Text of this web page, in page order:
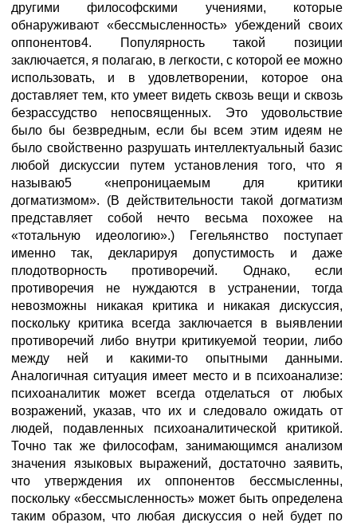
другими философскими учениями, которые
обнаруживают «бессмысленность» убеждений своих
оппонентов4. Популярность такой позиции
заключается, я полагаю, в легкости, с которой ее можно
использовать, и в удовлетворении, которое она
доставляет тем, кто умеет видеть сквозь вещи и сквозь
безрассудство непосвященных. Это удовольствие
было бы безвредным, если бы всем этим идеям не
было свойственно разрушать интеллектуальный базис
любой дискуссии путем установления того, что я
называю5 «непроницаемым для критики
догматизмом». (В действительности такой догматизм
представляет собой нечто весьма похожее на
«тотальную идеологию».) Гегельянство поступает
именно так, декларируя допустимость и даже
плодотворность противоречий. Однако, если
противоречия не нуждаются в устранении, тогда
невозможны никакая критика и никакая дискуссия,
поскольку критика всегда заключается в выявлении
противоречий либо внутри критикуемой теории, либо
между ней и какими-то опытными данными.
Аналогичная ситуация имеет место и в психоанализе:
психоаналитик может всегда отделаться от любых
возражений, указав, что их и следовало ожидать от
людей, подавленных психоаналитической критикой.
Точно так же философам, занимающимся анализом
значения языковых выражений, достаточно заявить,
что утверждения их оппонентов бессмысленны,
поскольку «бессмысленность» может быть определена
таким образом, что любая дискуссия о ней будет по